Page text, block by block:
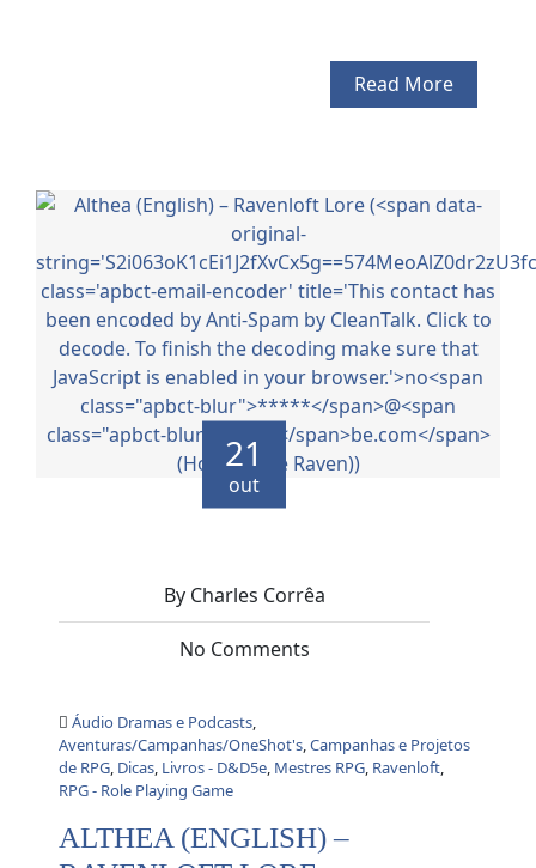
Read More
21
out
By Charles Corrêa
No Comments
Áudio Dramas e Podcasts,
Aventuras/Campanhas/OneShot's,Campanhas e Projetos
de RPG, Dicas, Livros - D&D5e, Mestres RPG, Ravenloft,
RPG - Role Playing Game
ALTHEA (ENGLISH) –